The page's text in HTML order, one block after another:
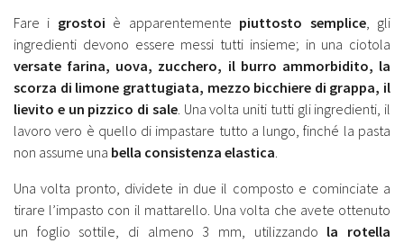
Fare i grostoi è apparentemente piuttosto semplice, gli
ingredienti devono essere messi tutti insieme; in una ciotola
versate farina, uova, zucchero, il burro ammorbidito, la
scorza di limone grattugiata, mezzo bicchiere di grappa, il
lievito e un pizzico di sale. Una volta uniti tutti gli ingredienti, il
lavoro vero è quello di impastare tutto a lungo, finché la pasta
non assume una bella consistenza elastica.
Una volta pronto, dividete in due il composto e cominciate a
tirare l’impasto con il mattarello. Una volta che avete ottenuto
un foglio sottile, di almeno 3 mm, utilizzando la rotella